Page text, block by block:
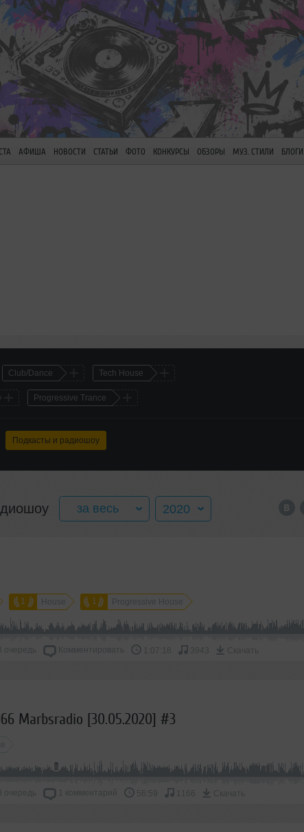
АФИША НОВОСТИ СТАТЬИ ФОТО КОНКУРСЫ ОБЗОРЫ МУЗ. СТИЛИ БЛОГИ
Club/Dance Tech House
Progressive Trance
Подкасты и радиошоу
за весь
февраль
март
апрель
июль
сентябрь
2020
2018
2019
2022
2024
2025
1 House 1 Progressive House
В очередь Комментировать 1:07:18 3943 Скачать
Marbsradio [30.05.2020] #3
В очередь 1 комментарий 56:59 1166 Скачать